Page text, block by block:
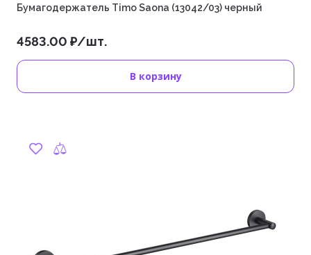
Бумагодержатель Timo Saona (13042/03) черный
4583.00 ₽/шт.
В корзину